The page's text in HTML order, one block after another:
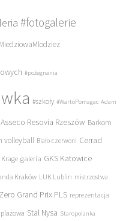
#fotogalerie
#pożegnania
#szkoły #WartoPomagac Adam
Asseco Resovia Rzeszów Barkom
volleyball Biało-czerwoni Cerrad
galeria GKS Katowice
Kraków LUK Lublin mistrzostwa
Grand Prix PLS reprezentacja
Stal Nysa Staropolanka